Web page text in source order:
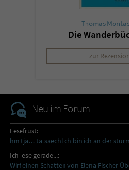
Thomas
Die
zur Rezension
Neu im Forum
Lesefrust:
hm tja… tatsaechlich bin ich an der
Ich lese gerade...:
Wirf einen Schatten von Elena Fischer